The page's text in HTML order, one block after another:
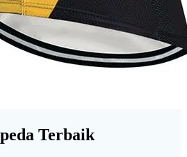
Terbaik